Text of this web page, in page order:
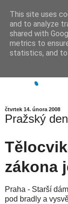
čtvrtek 14. února 2008
Pražský
zákona
Praha - Starší
pod bradly a
This site uses
and to analyze
shared with
metrics to
statistics, and